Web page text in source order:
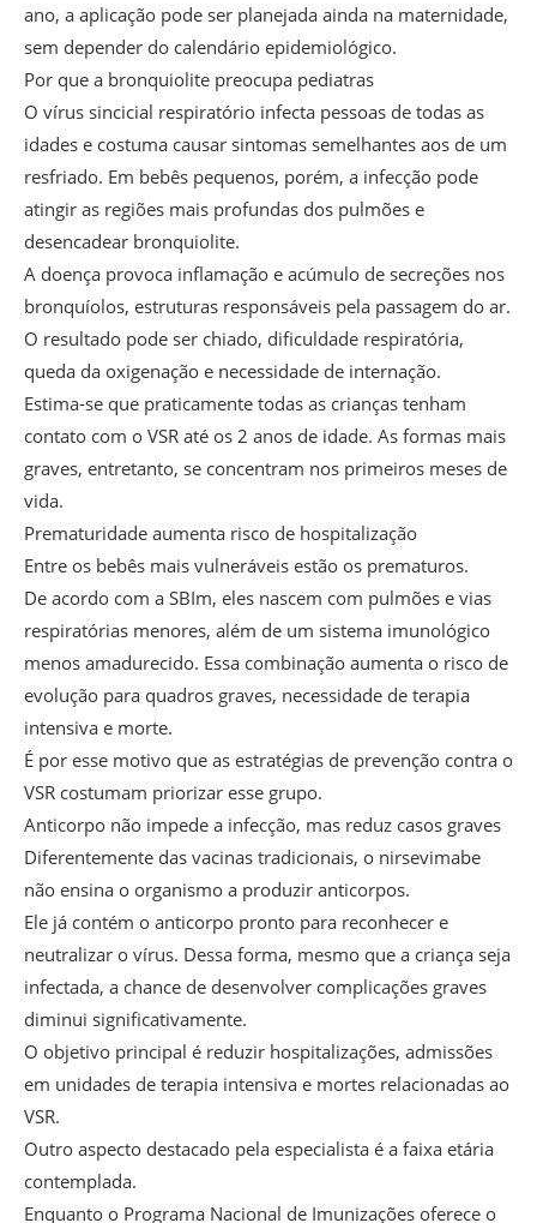
ano, a aplicação pode ser planejada ainda na maternidade,
sem depender do calendário epidemiológico.
Por que a bronquiolite preocupa pediatras
O vírus sincicial respiratório infecta pessoas de todas as
idades e costuma causar sintomas semelhantes aos de um
resfriado. Em bebês pequenos, porém, a infecção pode
atingir as regiões mais profundas dos pulmões e
desencadear bronquiolite.
A doença provoca inflamação e acúmulo de secreções nos
bronquíolos, estruturas responsáveis pela passagem do ar.
O resultado pode ser chiado, dificuldade respiratória,
queda da oxigenação e necessidade de internação.
Estima-se que praticamente todas as crianças tenham
contato com o VSR até os 2 anos de idade. As formas mais
graves, entretanto, se concentram nos primeiros meses de
vida.
Prematuridade aumenta risco de hospitalização
Entre os bebês mais vulneráveis estão os prematuros.
De acordo com a SBIm, eles nascem com pulmões e vias
respiratórias menores, além de um sistema imunológico
menos amadurecido. Essa combinação aumenta o risco de
evolução para quadros graves, necessidade de terapia
intensiva e morte.
É por esse motivo que as estratégias de prevenção contra o
VSR costumam priorizar esse grupo.
Anticorpo não impede a infecção, mas reduz casos graves
Diferentemente das vacinas tradicionais, o nirsevimabe
não ensina o organismo a produzir anticorpos.
Ele já contém o anticorpo pronto para reconhecer e
neutralizar o vírus. Dessa forma, mesmo que a criança seja
infectada, a chance de desenvolver complicações graves
diminui significativamente.
O objetivo principal é reduzir hospitalizações, admissões
em unidades de terapia intensiva e mortes relacionadas ao
VSR.
Outro aspecto destacado pela especialista é a faixa etária
contemplada.
Enquanto o Programa Nacional de Imunizações oferece o